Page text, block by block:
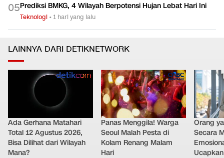
05Prediksi BMKG, 4 Wilayah Berpotensi Hujan Lebat Hari Ini
Teknologi •1 hari yang lalu
LAINNYA DARI DETIKNETWORK
Ada Gerhana Matahari
Total 12 Agustus 2026,
Bisa Dilihat dari Wilayah
Mana?
Panas Menggila! Warga
Seoul Malah Pesta di
Kolam Renang Malam
Hari
Orang
Secara